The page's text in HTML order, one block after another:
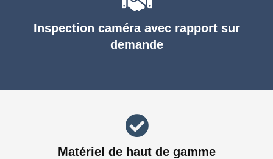
Inspection caméra avec rapport sur
demande
Matériel de haut de gamme